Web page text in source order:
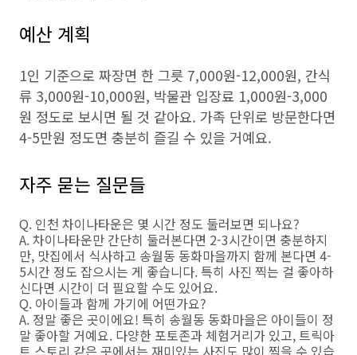
예산 계획
1인 기준으로 짜장면 한 그릇 7,000원-12,000원, 간식
류 3,000원-10,000원, 박물관 입장료 1,000원-3,000
원 정도로 보시면 될 것 같아요. 가족 단위로 방문한다면
4-5만원 정도면 충분히 즐길 수 있을 거예요.
자주 묻는 질문들
Q. 인천 차이나타운은 몇 시간 정도 둘러보면 되나요?
A. 차이나타운만 간단히 둘러본다면 2-3시간이면 충분하지
만, 맛집에서 식사하고 송월동 동화마을까지 함께 본다면 4-
5시간 정도 잡으시는 게 좋습니다. 특히 사진 찍는 걸 좋아하
신다면 시간이 더 필요할 수도 있어요.
Q. 아이들과 함께 가기에 어떤가요?
A. 정말 좋은 곳이에요! 특히 송월동 동화마을은 아이들이 정
말 좋아할 거예요. 다양한 포토존과 체험거리가 있고, 트릭아
트 스토리 같은 곳에서는 재미있는 사진도 많이 찍을 수 있습